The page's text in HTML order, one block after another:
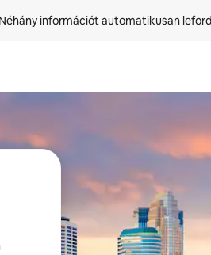
Néhány információt automatikusan